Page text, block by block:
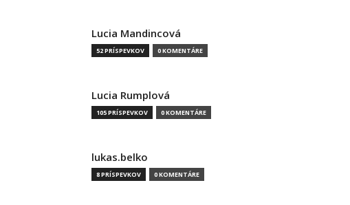
Lucia Mandincová
52 PRÍSPEVKOV 0 KOMENTÁRE
Lucia Rumplová
105 PRÍSPEVKOV 0 KOMENTÁRE
lukas.belko
8 PRÍSPEVKOV 0 KOMENTÁRE